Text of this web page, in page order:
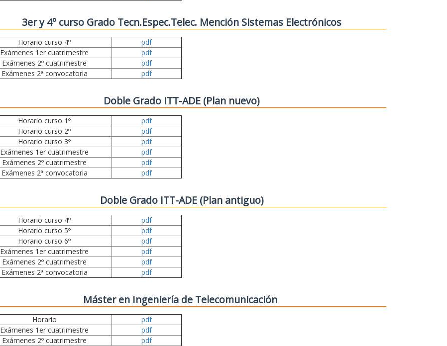
3er y 4º curso Grado Tecn.Espec.Telec. Mención Sistemas Electrónicos
Horario curso 4º
pdf
Exámenes 1er cuatrimestre
pdf
Exámenes 2º cuatrimestre
pdf
Exámenes 2ª convocatoria
pdf
Doble Grado ITT-ADE (Plan nuevo)
Horario curso 1º
pdf
Horario curso 2º
pdf
Horario curso 3º
pdf
Exámenes 1er cuatrimestre
pdf
Exámenes 2º cuatrimestre
pdf
Exámenes 2ª convocatoria
pdf
Doble Grado ITT-ADE (Plan antiguo)
Horario curso 4º
pdf
Horario curso 5º
pdf
Horario curso 6º
pdf
Exámenes 1er cuatrimestre
pdf
Exámenes 2º cuatrimestre
pdf
Exámenes 2ª convocatoria
pdf
Máster en Ingeniería de Telecomunicación
Horario
pdf
Exámenes 1er cuatrimestre
pdf
Exámenes 2º cuatrimestre
pdf